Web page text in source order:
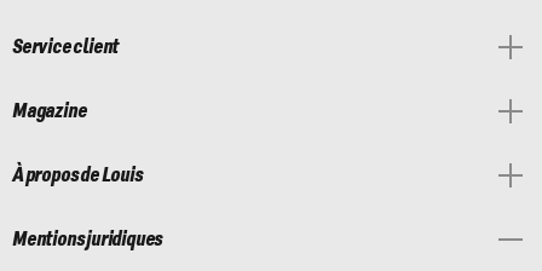
Service client
Magazine
À propos de Louis
Mentions juridiques